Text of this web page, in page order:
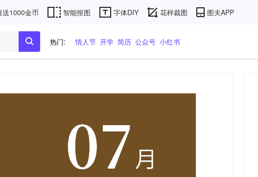
送1000金币 智能抠图 字体DIY 花样裁图 图夫APP
热门: 情人节 开学 简历 公众号 小红书